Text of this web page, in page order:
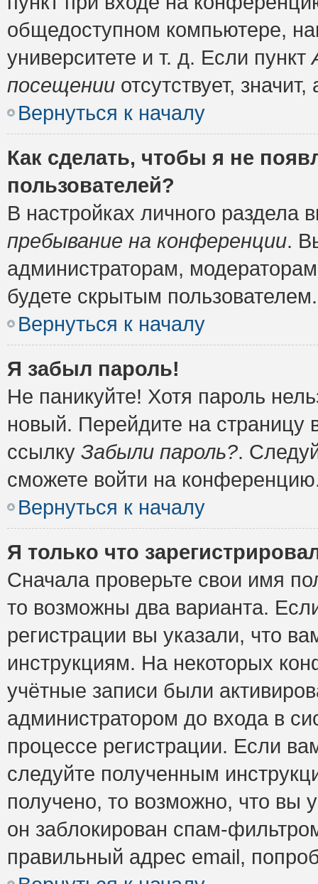
общедоступном компьютере,
университете и т. д. Если пункт
посещении отсутствует,
Вернуться к началу
Как сделать, чтобы я не
пользователей?
В настройках личного
пребывание на конференции.
администраторам,
будете скрытым пользователем.
Вернуться к началу
Я забыл пароль!
Не паникуйте! Хотя пароль
новый. Перейдите на
ссылку Забыли пароль?.
сможете войти на
Вернуться к началу
Я только что
Сначала проверьте свои имя
то возможны два варианта.
регистрации вы указали, что
инструкциям. На некоторых
учётные записи были
администратором до входа в
процессе регистрации. Если
следуйте полученным
получено, то возможно, что вы
он заблокирован спам-
правильный адрес email,